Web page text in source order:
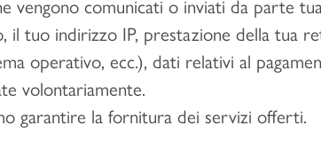
vengono comunicati o inviati da parte
il tuo indirizzo IP, prestazione della tua
operativo, ecc.), dati relativi al
volontariamente.
garantire la fornitura dei servizi offerti.